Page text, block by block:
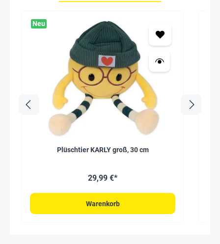
Neu
Plüschtier KARLY groß, 30 cm
29,99 €*
Warenkorb